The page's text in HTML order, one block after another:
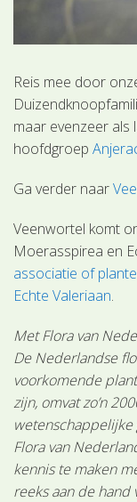
Reis mee door
maar evenzeer als
hoofdgroep
Ga verder naar
Veenwortel komt
Moerasspirea en
associatie of
Echte Valeriaan.
Met Flora van
De Nederlandse
voorkomende
zijn, omvat zo’n
Flora van
kennis te maken
reeks aan de